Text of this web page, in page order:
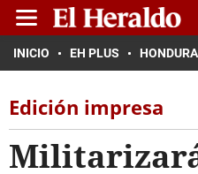
INICIO EH PLUS
Edición impresa